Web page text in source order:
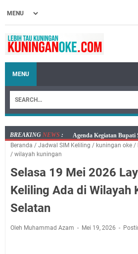
MENU
BREAKING NEWS :
Ini Jadwal Samsat
2026
Kuningan Ada di Empat
Kaya Salat, Miskin
Jadwal Salat Wilayah
Beranda / Jadwal SIM Keliling / kuningan oke /
/ wilayah kuningan
Selasa 19 Mei 2026
Keliling Ada di Wilayah
Selatan
Oleh Muhammad Azam Mei 19, 2026